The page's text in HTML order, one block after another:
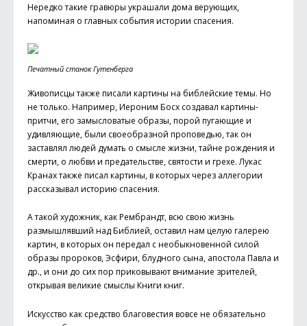
Нередко такие гравюры украшали дома верующих,
напоминая о главных события истории спасения.
Печатный станок Гутенберга
Живописцы также писали картины на библейские темы. Но
не только. Например, Иероним Босх создавал картины-
притчи, его замысловатые образы, порой пугающие и
удивляющие, были своеобразной проповедью, так он
заставлял людей думать о смысле жизни, тайне рождения и
смерти, о любви и предательстве, святости и грехе. Лукас
Кранах также писал картины, в которых через аллегории
рассказывал историю спасения.
А такой художник, как Рембрандт, всю свою жизнь
размышлявший над Библией, оставил нам целую галерею
картин, в которых он передал с необыкновенной силой
образы пророков, Эсфири, блудного сына, апостола Павла и
др., и они до сих пор приковывают внимание зрителей,
открывая великие смыслы Книги книг.
Искусство как средство благовестия вовсе не обязательно